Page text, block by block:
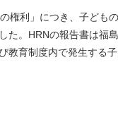
権利」につき、子ども
た。HRNの報告書は福
育制度内で発生する